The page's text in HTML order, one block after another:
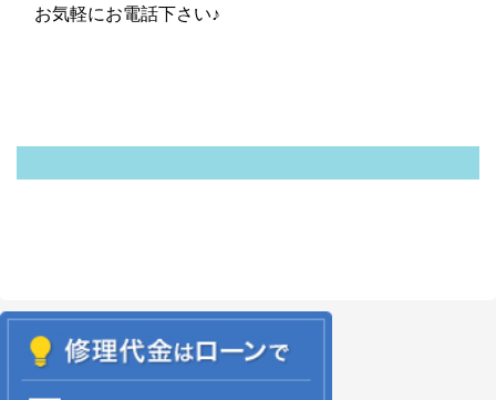
お気軽にお電話下さい♪